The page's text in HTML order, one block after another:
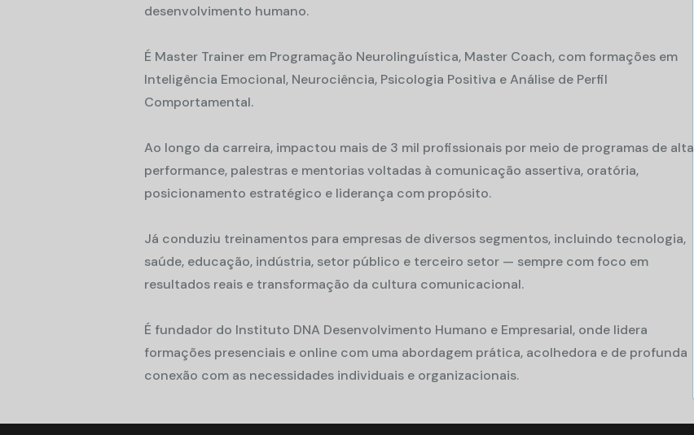
desenvolvimento humano.
É Master Trainer em Programação Neurolinguística, Master Coach, com formações em
Inteligência Emocional, Neurociência, Psicologia Positiva e Análise de Perfil
Comportamental.
Ao longo da carreira, impactou mais de 3 mil profissionais por meio de programas de alta
performance, palestras e mentorias voltadas à comunicação assertiva, oratória,
posicionamento estratégico e liderança com propósito.
Já conduziu treinamentos para empresas de diversos segmentos, incluindo tecnologia,
saúde, educação, indústria, setor público e terceiro setor — sempre com foco em
resultados reais e transformação da cultura comunicacional.
É fundador do Instituto DNA Desenvolvimento Humano e Empresarial, onde lidera
formações presenciais e online com uma abordagem prática, acolhedora e de profunda
conexão com as necessidades individuais e organizacionais.